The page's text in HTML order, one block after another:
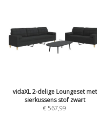
vidaXL 2-delige Loungeset met
sierkussens stof zwart
€ 567,99